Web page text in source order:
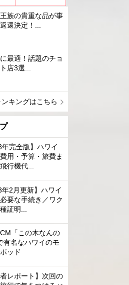
族の貴重な品が事
還決定！...
最適！話題のチョ
店3選...
キングはこちら
年完全版】ハワイ
用・予算・旅費ま
行機代...
年2月更新】ハワイ
要な手続き／ワク
証明...
「この木なんの
有名なハワイのモ
ッド
者レポート】次回の